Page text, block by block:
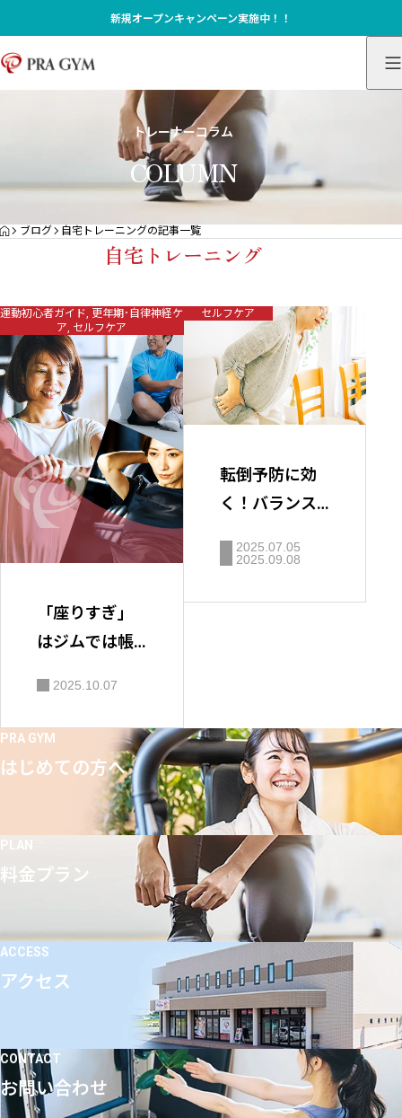
新規オープンキャンペーン実施中！！
トレーナーコラム
COLUMN
HOME
ブログ 自宅トレーニングの記事一覧
自宅トレーニング
運動初心者ガイド 更年期･自律神経ケ
ア セルフケア
「座りすぎ」
はジムでは帳
2025.10.07
セルフケア
転倒予防に効
く！バランス
ング
2025.07.05
2025.09.08
PRA GYM
はじめての方へ
PLAN
料金プラン
ACCESS
アクセス
CONTACT
お問い合わせ